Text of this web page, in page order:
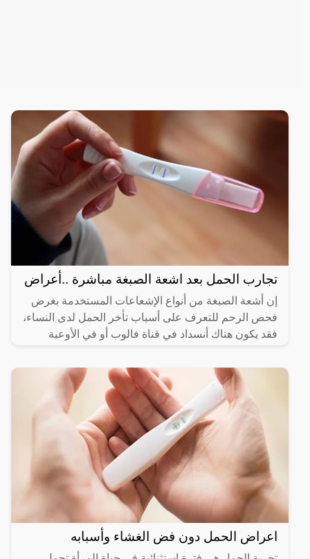
تجارب الحمل بعد اشعة الصبغة مباشرة ..أعراض
إن أشعة الصبغة من أنواع الإشعاعات المستخدمة بغرض
فحص الرحم للتعرف على أسباب تأخر الحمل لدى النساء،
فقد يكون هناك أنسداد في قناة فالوب أو في الأوعية
اعراض الحمل دون فض الغشاء وأسبابه